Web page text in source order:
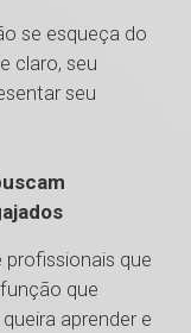
se esqueça do
claro, seu
seu
que
que
aprender e